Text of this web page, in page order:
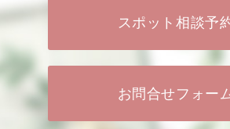
スポット相談予
お問合せフォー